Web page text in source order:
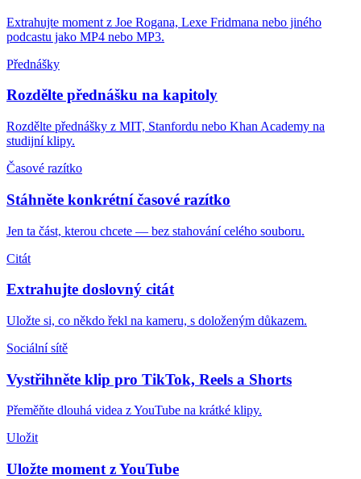
Extrahujte moment z Joe Rogana, Lexe Fridmana nebo jiného
podcastu jako MP4 nebo MP3.
Přednášky
Rozdělte přednášku na kapitoly
Rozdělte přednášky z MIT, Stanfordu nebo Khan Academy na
studijní klipy.
Časové razítko
Stáhněte konkrétní časové razítko
Jen ta část, kterou chcete — bez stahování celého souboru.
Citát
Extrahujte doslovný citát
Uložte si, co někdo řekl na kameru, s doloženým důkazem.
Sociální sítě
Vystřihněte klip pro TikTok, Reels a Shorts
Přeměňte dlouhá videa z YouTube na krátké klipy.
Uložit
Uložte moment z YouTube